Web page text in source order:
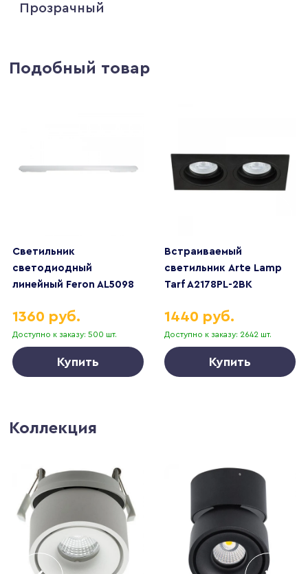
Прозрачный
Подобный товар
Светильник
светодиодный
линейный Feron AL5098
600*60*60мм 51315
Доступно к заказу: 500 шт.
1360 руб.
Купить
Встраиваемый
светильник Arte Lamp
Tarf A2178PL-2BK
Доступно к заказу: 2642 шт.
1440 руб.
Купить
Коллекция